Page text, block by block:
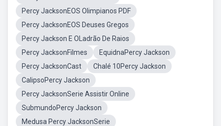
Percy JacksonEOS Olimpianos PDF
Percy JacksonEOS Deuses Gregos
Percy Jackson E OLadrão De Raios
Percy JacksonFilmes
EquidnaPercy Jackson
Percy JacksonCast
Chalé 10Percy Jackson
CalipsoPercy Jackson
Percy JacksonSerie Assistir Online
SubmundoPercy Jackson
Medusa Percy JacksonSerie